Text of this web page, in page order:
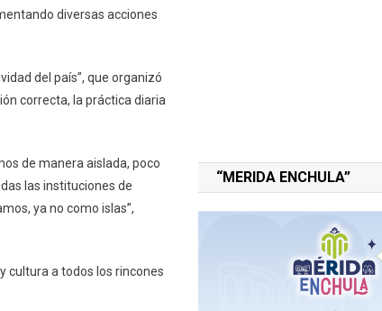
diversas acciones
del país”, que organizó
correcta, la práctica diaria
de manera aislada, poco
las instituciones de
ya no como islas”,
cultura a todos los rincones
“MERIDA ENCHULA”